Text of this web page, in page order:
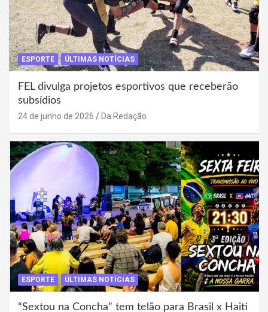
ESPORTE ÚLTIMAS NOTÍCIAS
FEL divulga projetos esportivos que receberão
subsídios
24 de junho de 2026 Da Redação
ESPORTE ÚLTIMAS NOTÍCIAS
“Sextou na Concha” tem telão para Brasil x Haiti